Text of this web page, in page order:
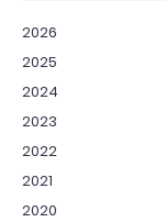
2026
2025
2024
2023
2022
2021
2020